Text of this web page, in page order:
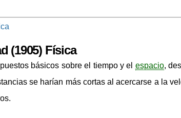
(1905) Física
básicos sobre el tiempo y el espacio,
se harían más cortas al acercarse a la